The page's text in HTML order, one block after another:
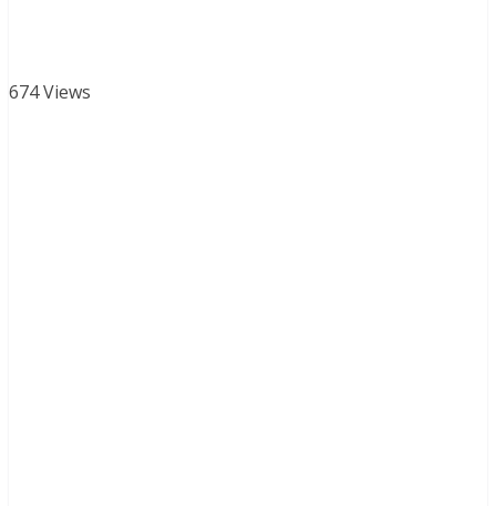
674 Views